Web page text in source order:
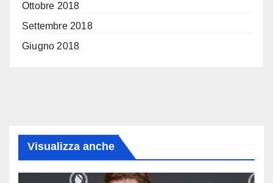
Ottobre 2018
Settembre 2018
Giugno 2018
Visualizza anche